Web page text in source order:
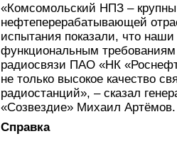
«Комсомольский НПЗ –
нефтеперерабатывающей
испытания показали, что
функциональным
радиосвязи ПАО «НК
не только высокое качество
радиостанций», – сказал
«Созвездие» Михаил Артёмов.
Справка